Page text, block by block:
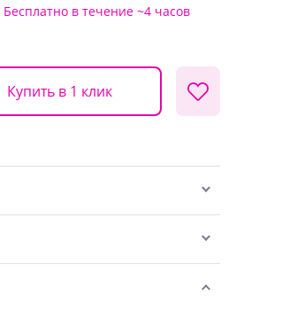
Бесплатно в течение ~4 часов
Купить в 1 клик